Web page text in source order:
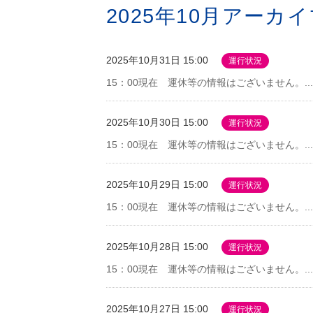
2025年10月アーカ
2025年10月31日 15:00 運行状況
15：00現在 運休等の情報はございません。...
2025年10月30日 15:00 運行状況
15：00現在 運休等の情報はございません。...
2025年10月29日 15:00 運行状況
15：00現在 運休等の情報はございません。...
2025年10月28日 15:00 運行状況
15：00現在 運休等の情報はございません。...
2025年10月27日 15:00 運行状況